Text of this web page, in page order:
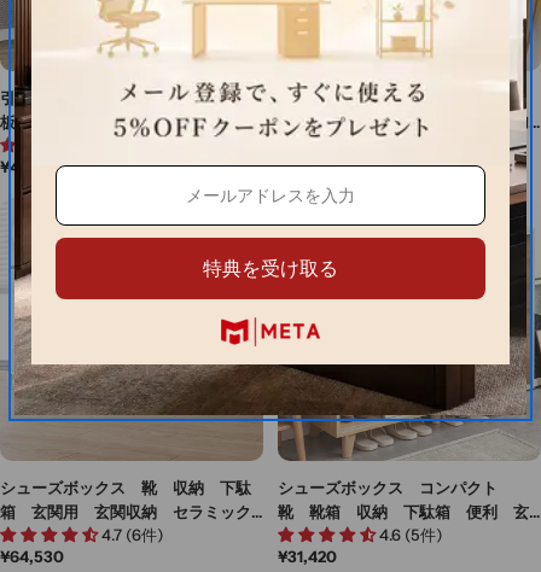
引き出し付き 隠し取っ手 可動棚
板 通気孔 オープン収納 メラミ
ン化粧板 玄関収納 シューズボッ
クス 靴箱 下駄箱 シンプル ウ
ォールナット XG-M096
通
¥41,220
シューズボックス 靴箱 靴 収
納 下駄箱 玄関用 多段式 Ｒ加
工 オープン収納 ガード 高通
気 エコ素材 ホワイト XG-M044
通
常
格
¥1,620
シューズボックス 靴 収納 下駄
箱 玄関用 玄関収納 セラミック
天板 ガード Ｒ加工 安全無害ワ
ニス 可動棚板 引き出し エコ素
4.7 (6件)
通
¥64,530
シューズボックス コンパクト
靴 靴箱 収納 下駄箱 便利 玄
関用 玄関収納 引き違い戸 引き
出し付き 可動棚板 スライドレー
4.6 (5件)
通
¥31,420
特典を受け取る